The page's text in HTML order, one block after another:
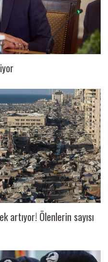
artıyor! Ölenlerin sayısı